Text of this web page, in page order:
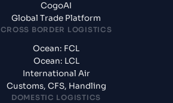
CogoAI
Global Trade Platform
CROSS BORDER LOGISTICS
Ocean: FCL
Ocean: LCL
International Air
Customs, CFS, Handling
DOMESTIC LOGISTICS